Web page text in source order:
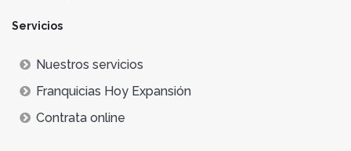
Servicios
Nuestros servicios
Franquicias Hoy Expansión
Contrata online